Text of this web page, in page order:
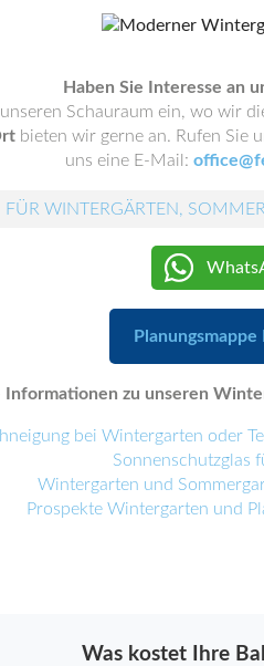
Haben Sie Interesse an
Schauraum ein, wo wir
bieten wir gerne an. Rufen Sie
uns eine E-Mail:
WINTERGÄRTEN,
Informationen zu unseren
bei Wintergarten oder
Sonnenschutzglas
Wintergarten und
Prospekte Wintergarten und
Was kostet Ihre